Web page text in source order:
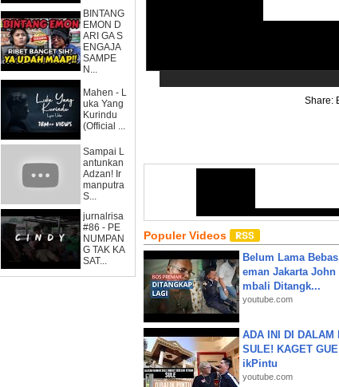
BINTANG
EMON D
ARI GA S
ENGAJA
SAMPE
N...
Mahen - L
uka Yang
Kurindu
(Official ...
Sampai L
antunkan
Adzan! Ir
manputra
S...
jurnalrisa
#86 - PE
NUMPAN
G TAK KA
SAT...
Share:
Populer Videos
Belum Lama
eman Jakarta John
mbali Ditangk...
youtube.com
ADA INI DI DALAM
SULE! KAGET
ikPintu
youtube.com